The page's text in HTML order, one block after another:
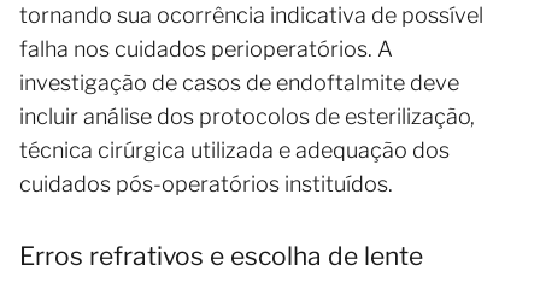
tornando sua ocorrência indicativa de possível
falha nos cuidados perioperatórios. A
investigação de casos de endoftalmite deve
incluir análise dos protocolos de esterilização,
técnica cirúrgica utilizada e adequação dos
cuidados pós-operatórios instituídos.
Erros refrativos e escolha de lente